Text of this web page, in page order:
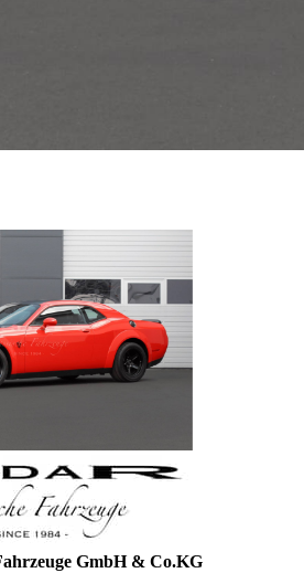
GmbH & Co.KG